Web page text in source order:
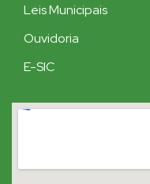
Leis Municipais
Ouvidoria
E-SIC